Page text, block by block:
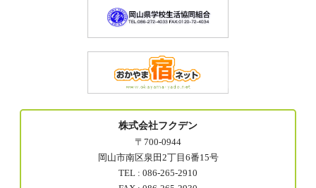
株式会社フクデン
〒700-0944
岡山市南区泉田2丁目6番15号
TEL : 086-265-2910